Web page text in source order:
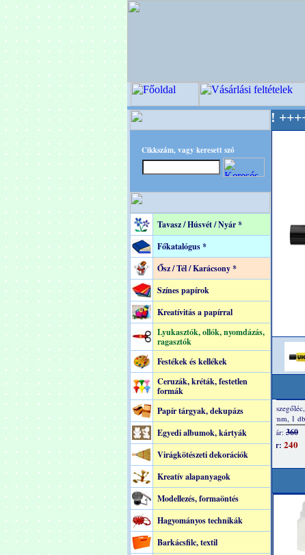
Cikkszám, vagy keresett szó
Tavasz / Húsvét / Nyár *
Főkatalógus *
Ősz / Tél / Karácsony *
Színes papírok
Kreatívitás a papírral
Lyukasztók, ollók, nyomdázás,
ragasztók
Festékek és kellékek
Ceruzák, kréták, festetlen
formák
Papír tárgyak, dekupázs
Egyedi albumok, kártyák
Virágkötészeti dekorációk
Kreatív alapanyagok
Modellezés, formaöntés
Hagyományos technikák
Barkácsfilc, textil
- A Kreatív Világ Mestere! +++++++